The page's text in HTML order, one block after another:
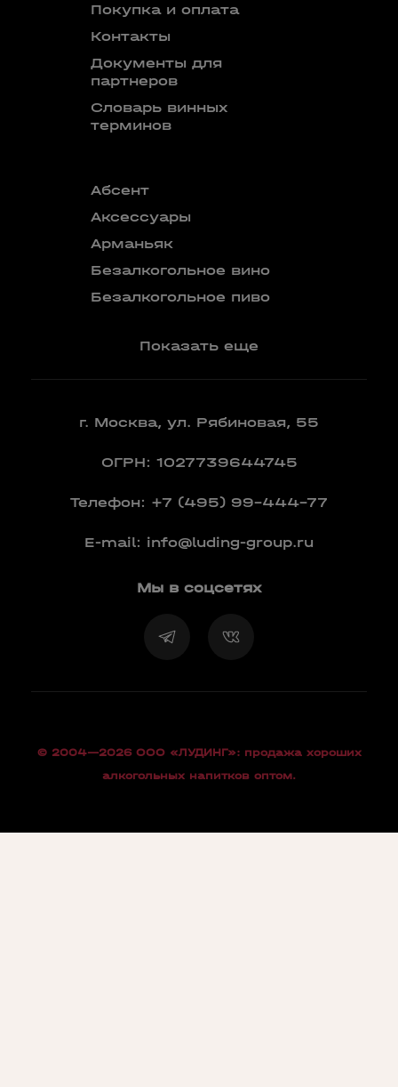
Покупка и оплата
Контакты
Документы для
партнеров
Словарь винных
терминов
Абсент
Аксессуары
Арманьяк
Безалкогольное вино
Безалкогольное пиво
Показать еще
г. Москва, ул. Рябиновая, 55
ОГРН: 1027739644745
Телефон: +7 (495) 99-444-77
E-mail: info@luding-group.ru
Мы в соцсетях
© 2004—2026 OOO «ЛУДИНГ»: продажа хороших
алкогольных напитков оптом.